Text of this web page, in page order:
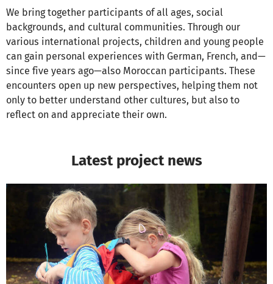
We bring together participants of all ages, social
backgrounds, and cultural communities. Through our
various international projects, children and young people
can gain personal experiences with German, French, and—
since five years ago—also Moroccan participants. These
encounters open up new perspectives, helping them not
only to better understand other cultures, but also to
reflect on and appreciate their own.
Latest project news